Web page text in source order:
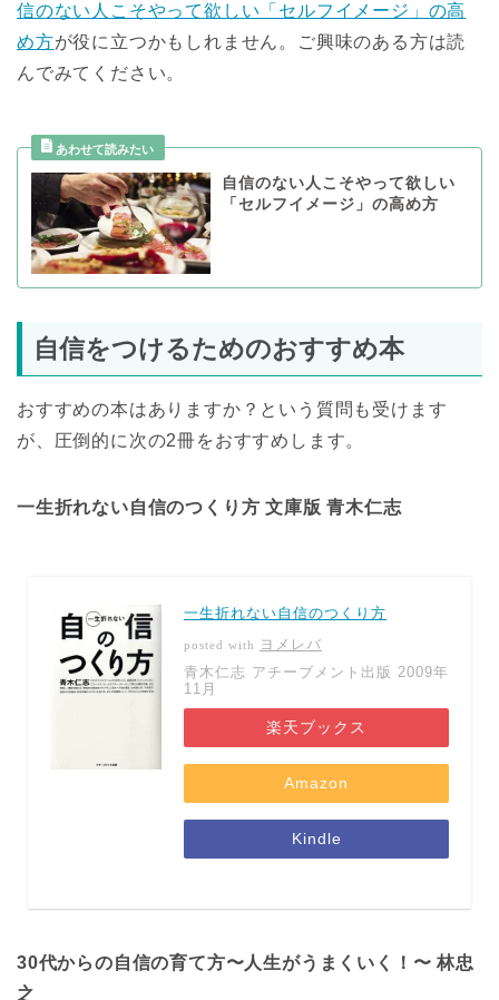
信のない人こそやって欲しい「セルフイメージ」の高
め方が役に立つかもしれません。ご興味のある方は読
んでみてください。
自信のない人こそやって欲しい
「セルフイメージ」の高め方
自信をつけるためのおすすめ本
おすすめの本はありますか？という質問も受けます
が、圧倒的に次の2冊をおすすめします。
一生折れない自信のつくり方 文庫版 青木仁志
一生折れない自信のつくり方
posted with
ヨメレバ
青木仁志 アチーブメント出版 2009年
11月
楽天ブックス
Amazon
Kindle
30代からの自信の育て方〜人生がうまくいく！〜 林忠
之